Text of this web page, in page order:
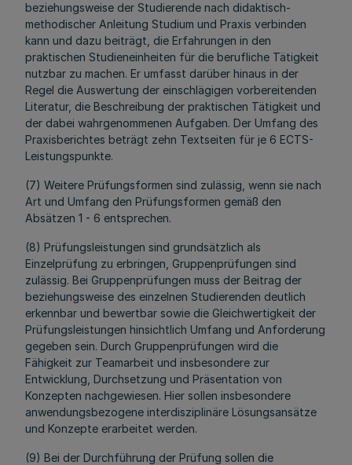
beziehungsweise der Studierende nach didaktisch-
methodischer Anleitung Studium und Praxis verbinden
kann und dazu beiträgt, die Erfahrungen in den
praktischen Studieneinheiten für die berufliche Tätigkeit
nutzbar zu machen. Er umfasst darüber hinaus in der
Regel die Auswertung der einschlägigen vorbereitenden
Literatur, die Beschreibung der praktischen Tätigkeit und
der dabei wahrgenommenen Aufgaben. Der Umfang des
Praxisberichtes beträgt zehn Textseiten für je 6 ECTS-
Leistungspunkte.
(7) Weitere Prüfungsformen sind zulässig, wenn sie nach
Art und Umfang den Prüfungsformen gemäß den
Absätzen 1 - 6 entsprechen.
(8) Prüfungsleistungen sind grundsätzlich als
Einzelprüfung zu erbringen, Gruppenprüfungen sind
zulässig. Bei Gruppenprüfungen muss der Beitrag der
beziehungsweise des einzelnen Studierenden deutlich
erkennbar und bewertbar sowie die Gleichwertigkeit der
Prüfungsleistungen hinsichtlich Umfang und Anforderung
gegeben sein. Durch Gruppenprüfungen wird die
Fähigkeit zur Teamarbeit und insbesondere zur
Entwicklung, Durchsetzung und Präsentation von
Konzepten nachgewiesen. Hier sollen insbesondere
anwendungsbezogene interdisziplinäre Lösungsansätze
und Konzepte erarbeitet werden.
(9) Bei der Durchführung der Prüfung sollen die